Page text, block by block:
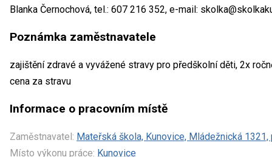
Blanka Černochová, tel.: 607 216 352, e-mail:
Poznámka zaměstnavatele
zajištění zdravé a vyvážené stravy pro předškolní děti, 2x
cena za stravu
Informace o pracovním místě
Zaměstnavatel: Mateřská škola, Kunovice, Mládežnická
Místo výkonu práce: Kunovice